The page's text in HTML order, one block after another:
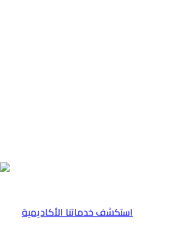
⁠استكشف خدماتنا الأكاديمية